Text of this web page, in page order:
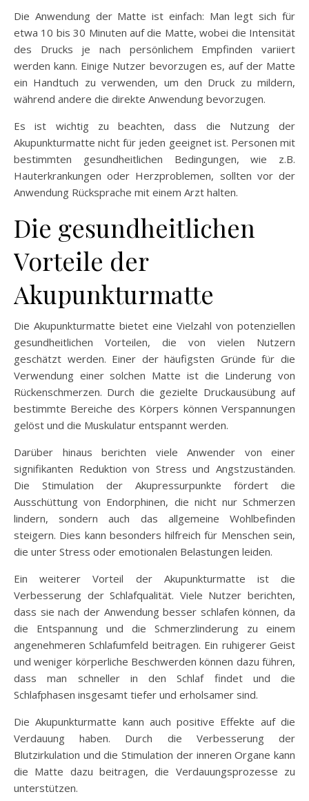
Die Anwendung der Matte ist einfach: Man legt sich für
etwa 10 bis 30 Minuten auf die Matte, wobei die Intensität
des Drucks je nach persönlichem Empfinden variiert
werden kann. Einige Nutzer bevorzugen es, auf der Matte
ein Handtuch zu verwenden, um den Druck zu mildern,
während andere die direkte Anwendung bevorzugen.
Es ist wichtig zu beachten, dass die Nutzung der
Akupunkturmatte nicht für jeden geeignet ist. Personen mit
bestimmten gesundheitlichen Bedingungen, wie z.B.
Hauterkrankungen oder Herzproblemen, sollten vor der
Anwendung Rücksprache mit einem Arzt halten.
Die gesundheitlichen
Vorteile der
Akupunkturmatte
Die Akupunkturmatte bietet eine Vielzahl von potenziellen
gesundheitlichen Vorteilen, die von vielen Nutzern
geschätzt werden. Einer der häufigsten Gründe für die
Verwendung einer solchen Matte ist die Linderung von
Rückenschmerzen. Durch die gezielte Druckausübung auf
bestimmte Bereiche des Körpers können Verspannungen
gelöst und die Muskulatur entspannt werden.
Darüber hinaus berichten viele Anwender von einer
signifikanten Reduktion von Stress und Angstzuständen.
Die Stimulation der Akupressurpunkte fördert die
Ausschüttung von Endorphinen, die nicht nur Schmerzen
lindern, sondern auch das allgemeine Wohlbefinden
steigern. Dies kann besonders hilfreich für Menschen sein,
die unter Stress oder emotionalen Belastungen leiden.
Ein weiterer Vorteil der Akupunkturmatte ist die
Verbesserung der Schlafqualität. Viele Nutzer berichten,
dass sie nach der Anwendung besser schlafen können, da
die Entspannung und die Schmerzlinderung zu einem
angenehmeren Schlafumfeld beitragen. Ein ruhigerer Geist
und weniger körperliche Beschwerden können dazu führen,
dass man schneller in den Schlaf findet und die
Schlafphasen insgesamt tiefer und erholsamer sind.
Die Akupunkturmatte kann auch positive Effekte auf die
Verdauung haben. Durch die Verbesserung der
Blutzirkulation und die Stimulation der inneren Organe kann
die Matte dazu beitragen, die Verdauungsprozesse zu
unterstützen.